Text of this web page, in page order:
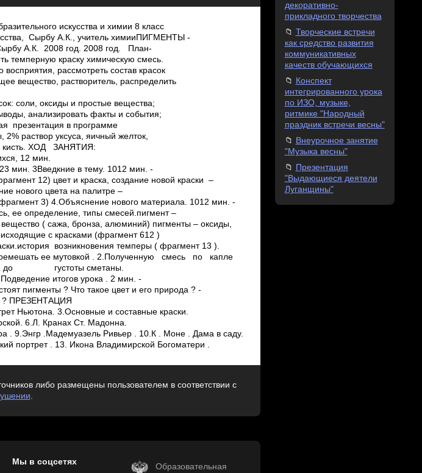
искусства и химии 8 класс
Сырбу А.К., учитель химииПИГМЕНТЫ
А.К. 2008 год. 2008 год. План­
темперную краску­ химическую смесь.
рассмотреть состав красок
вещество, растворитель, распределить
соли, оксиды и простые вещества;
анализировать факты и события;
презентация в программе
раствор уксуса, яичный желток,
кисть. ХОД ЗАНЯТИЯ:
1­2 мин.
мин. 3Введкние в тему. 10­12 мин.
1­2) ­цвет и краска, создание новой краски –
нового цвета на палитре –
3) 4.Объяснение нового материала. 10­12 мин.
ее определение, типы смесей.­пигмент –
( сажа, бронза, алюминий) ­пигменты – оксиды,
с красками (фрагмент 6­12 )
возникновения темперы ( фрагмент 13 ).
ее мутовкой . 2.Полученную смесь по капле
до густоты сметаны.
итогов урока . 2 мин.
пигменты ? ­Что такое цвет и его природа ?
? ПРЕЗЕНТАЦИЯ
Ньютона. 3.Основные и составные краски.
6.Л. Кранах Ст. Мадонна.
. 9.Энгр .Мадемуазель Ривьер . 10.К . Моне . Дама в саду.
портрет . 13. Икона Владимирской Богоматери .
либо размещены пользователем в соответствии с
.
Мы в соцсетях
Образовательная
декоративно-
прикладного творчества
Творческие встречи
как средство развития
коммуникативных
качеств обучающихся
Конспект
интегрированного урока
по ИЗО, музыке,
ритмике "Народный
праздник встречи весны"
Внеурочное занятие
"Музыка весны"
Презентация
"Выдающиеся деятели
Луганщины"